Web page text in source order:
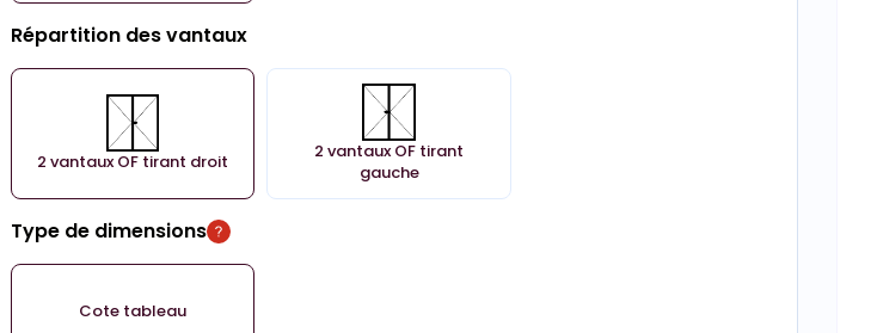
Répartition des vantaux
2 vantaux OF tirant droit
2 vantaux OF tirant
gauche
Type de dimensions
Cote tableau